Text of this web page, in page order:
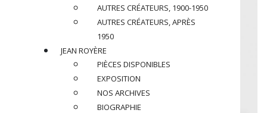
AUTRES CRÉATEURS, 1900-1950
AUTRES CRÉATEURS, APRÈS
1950
JEAN ROYÈRE
PIÈCES DISPONIBLES
EXPOSITION
NOS ARCHIVES
BIOGRAPHIE